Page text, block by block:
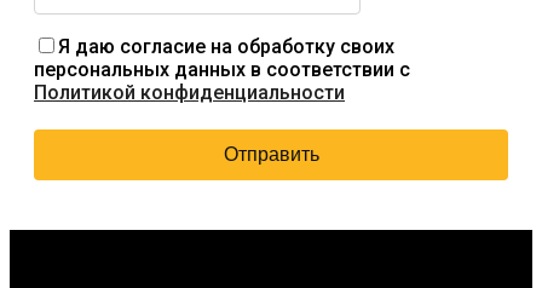
Я даю согласие на обработку своих
персональных данных в соответствии с
Политикой конфиденциальности